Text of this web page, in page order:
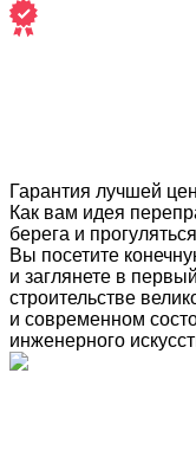
Гарантия лучшей
Как вам идея
берега и
Вы посетите
и заглянете в
строительстве
и современном
инженерного